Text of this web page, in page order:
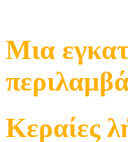
Μια
Κεραίες